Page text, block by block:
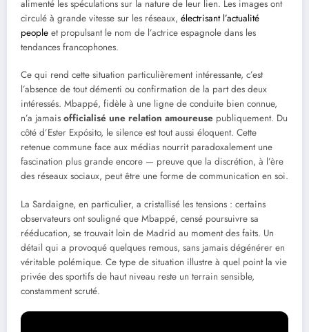
alimenté les spéculations sur la nature de leur lien. Les images ont
circulé à grande vitesse sur les réseaux, électrisant l’actualité
people et propulsant le nom de l’actrice espagnole dans les
tendances francophones.
Ce qui rend cette situation particulièrement intéressante, c’est
l’absence de tout démenti ou confirmation de la part des deux
intéressés. Mbappé, fidèle à une ligne de conduite bien connue,
n’a jamais officialisé une relation amoureuse publiquement. Du
côté d’Ester Expósito, le silence est tout aussi éloquent. Cette
retenue commune face aux médias nourrit paradoxalement une
fascination plus grande encore — preuve que la discrétion, à l’ère
des réseaux sociaux, peut être une forme de communication en soi.
La Sardaigne, en particulier, a cristallisé les tensions : certains
observateurs ont souligné que Mbappé, censé poursuivre sa
rééducation, se trouvait loin de Madrid au moment des faits. Un
détail qui a provoqué quelques remous, sans jamais dégénérer en
véritable polémique. Ce type de situation illustre à quel point la vie
privée des sportifs de haut niveau reste un terrain sensible,
constamment scruté.